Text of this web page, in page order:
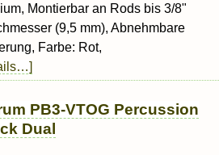
Montierbar an Rods bis 3/8"
(9,5 mm), Abnehmbare
Farbe: Rot,
PB3-VTOG Percussion
Dual